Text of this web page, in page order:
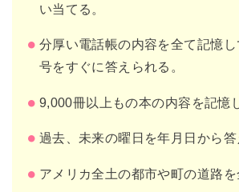
い当てる。
分厚い電話帳の内容を全て記憶
号をすぐに答えられる。
9,000冊以上もの本の内容を記憶
過去、未来の曜日を年月日から答
アメリカ全土の都市や町の道路を